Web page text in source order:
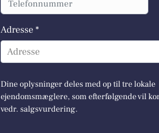
Adresse *
Adresse
Dine oplysninger deles med op til tre lokale
ejendomsmæglere, som efterfølgende vil
vedr. salgsvurdering.